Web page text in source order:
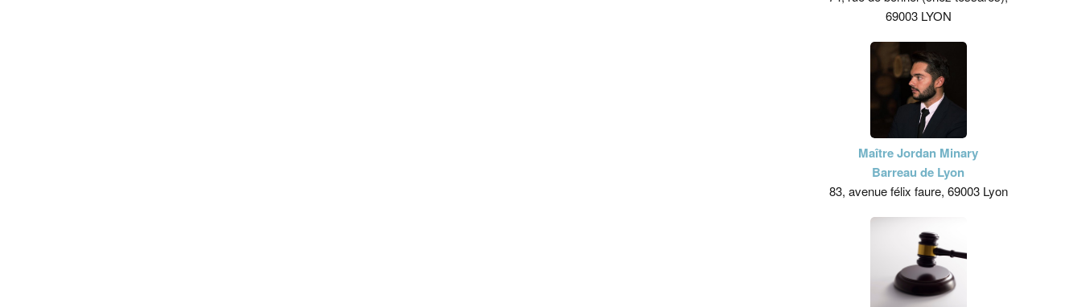
69003 LYON
Maître Jordan Minary
Barreau de Lyon
83, avenue félix faure, 69003 Lyon